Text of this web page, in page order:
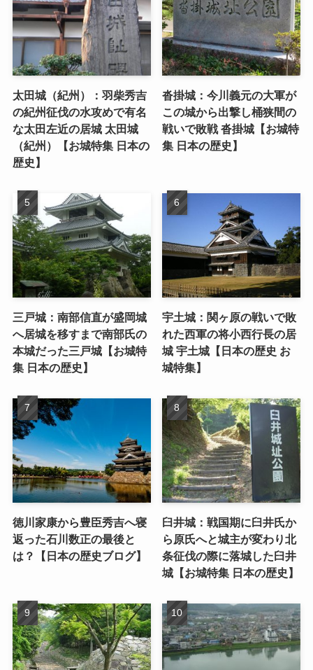
太田城（紀州）：羽柴秀吉
の紀州征伐の水攻めで有名
な太田左近の居城 太田城
（紀州）【お城特集 日本の
歴史】
沓掛城：今川義元の大軍が
この城から出撃し桶狭間の
戦いで敗戦 沓掛城【お城特
集 日本の歴史】
三戸城：南部信直が盛岡城
へ居城を移すまで南部氏の
本城だった三戸城【お城特
集 日本の歴史】
宇土城：関ヶ原の戦いで敗
れた西軍の将小西行長の居
城 宇土城【日本の歴史 お
城特集】
徳川家康から豊臣秀吉へ寝
返った石川数正の最後と
は？【日本の歴史ブログ】
臼井城：戦国期に臼井氏か
ら原氏へと城主が変わり北
条征伐の際に落城した臼井
城【お城特集 日本の歴史】